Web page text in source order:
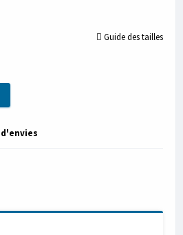
Guide des tailles